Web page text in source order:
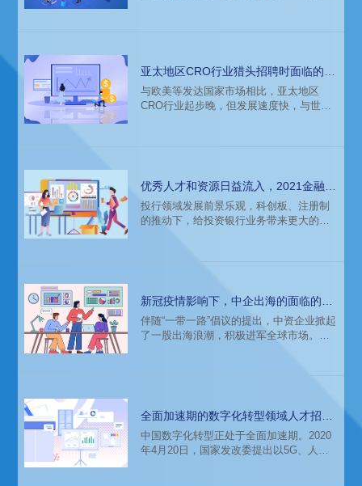
间，乌鲁木齐将以先进产业带动高质量发
展，延伸产业链，激活经济发展的新动
力。以下是猎头公司科锐国的薪酬报告对
乌鲁木齐重点行业的人才需求分析
亚太地区CRO行业猎头招聘时面临的市
场环境分析
与欧美等发达国家市场相比，亚太地区
CRO行业起步晚，但发展速度快，与世界
太地区的猎头在招聘的时候会面临什么样
的市场环境呢？
优秀人才和资源日益流入，2021金融投
资领域人才薪酬报告分析
投行领域发展前景乐观，科创板、注册制
的推动下，给投资银行业务带来更大的市
薪酬指南》，更多薪酬报告精彩内容扫描
下方二维码。
新冠疫情影响下，中企出海的面临的人
才需求和薪酬变化
伴随“一带一路”倡议的提出，中资企业掀起
了一股出海浪潮，积极进军全球市场。历
形势也发生了重大变化。此外，民族主义
抬头、中美贸易摩擦等因素，使国际贸易
环境充满了不确定性。这样的环境下，中
国企业的国际化道路上面临的人才市场会
全面加速期的数字化转型领域人才招聘
趋势分析
中国数字化转型正处于全面加速期。2020
年4月20日，国家发改委提出以5G、人工